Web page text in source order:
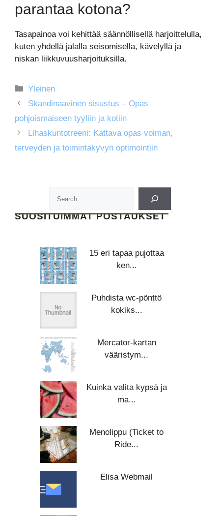
parantaa kotona?
Tasapainoa voi kehittää säännöllisellä harjoittelulla,
kuten yhdellä jalalla seisomisella, kävelyllä ja
niskan liikkuvuusharjoituksilla.
Kategoriat
Yleinen
Skandinaavinen sisustus – Opas
pohjoismaiseen tyyliin ja kotiin
Lihaskuntotreeni: Kattava opas voiman,
terveyden ja toimintakyvyn optimointiin
SUOSITUIMMAT POSTAUKSET
15 eri tapaa pujottaa
ken...
Puhdista wc-pönttö
kokiks...
Mercator-kartan
vääristym...
Kuinka valita kypsä ja
ma...
Menolippu (Ticket to
Ride...
Elisa Webmail